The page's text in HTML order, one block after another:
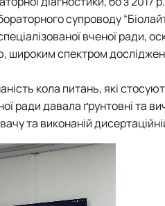
супроводу
вченої ради,
широким спектром
кола питань, які
давала ґрунтовні та
та виконаній